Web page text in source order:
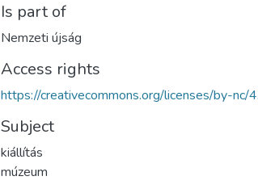
Is part of
Nemzeti újság
Access rights
https://creativecommons.org/licenses/by-nc/
Subject
kiállítás
múzeum